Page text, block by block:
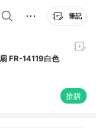
筆記
FR-14119白色
搶購